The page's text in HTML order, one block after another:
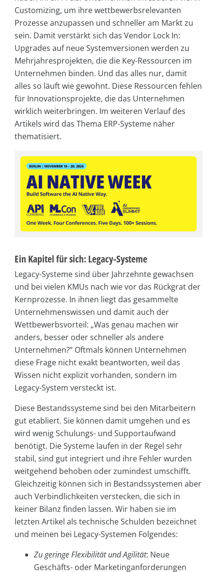
Customizing, um ihre wettbewerbsrelevanten
Prozesse anzupassen und schneller am Markt zu
sein. Damit verstärkt sich das Vendor Lock In:
Upgrades auf neue Systemversionen werden zu
Mehrjahresprojekten, die die Key-Ressourcen im
Unternehmen binden. Und das alles nur, damit
alles so läuft wie gewohnt. Diese Ressourcen fehlen
für Innovationsprojekte, die das Unternehmen
wirklich weiterbringen. Im weiteren Verlauf des
Artikels wird das Thema ERP-Systeme näher
thematisiert.
Ein Kapitel für sich: Legacy-Systeme
Legacy-Systeme sind über Jahrzehnte gewachsen
und bei vielen KMUs nach wie vor das Rückgrat der
Kernprozesse. In ihnen liegt das gesammelte
Unternehmenswissen und damit auch der
Wettbewerbsvorteil: „Was genau machen wir
anders, besser oder schneller als andere
Unternehmen?“ Oftmals können Unternehmen
diese Frage nicht exakt beantworten, weil das
Wissen nicht explizit vorhanden, sondern im
Legacy-System versteckt ist.
Diese Bestandssysteme sind bei den Mitarbeitern
gut etabliert. Sie können damit umgehen und es
wird wenig Schulungs- und Supportaufwand
benötigt. Die Systeme laufen in der Regel sehr
stabil, sind gut integriert und ihre Fehler wurden
weitgehend behoben oder zumindest umschifft.
Gleichzeitig können sich in Bestandssystemen aber
auch Verbindlichkeiten verstecken, die sich in
keiner Bilanz finden lassen. Wir haben sie im
letzten Artikel als technische Schulden bezeichnet
und meinen bei Legacy-Systemen Folgendes:
Zu geringe Flexibilität und Agilität: Neue
Geschäfts- oder Marketinganforderungen